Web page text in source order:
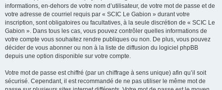
informations, en-dehors de votre nom d’utilisateur, de votre mot de passe et de
votre adresse de courriel requis par « SCIC Le Gabion » durant votre
inscription, sont obligatoires ou facultatives, à la seule discrétion de « SCIC Le
Gabion ». Dans tous les cas, vous pouvez contrôler quelles informations de
votre compte vous souhaitez rendre publiques ou non. De plus, vous pouvez
décider de vous abonner ou non à la liste de diffusion du logiciel phpBB
depuis une option disponible sur votre compte.
Votre mot de passe est chiffré (par un chiffrage à sens unique) afin qu’il soit
sécurisé. Cependant, il est recommandé de ne pas utiliser le même mot de